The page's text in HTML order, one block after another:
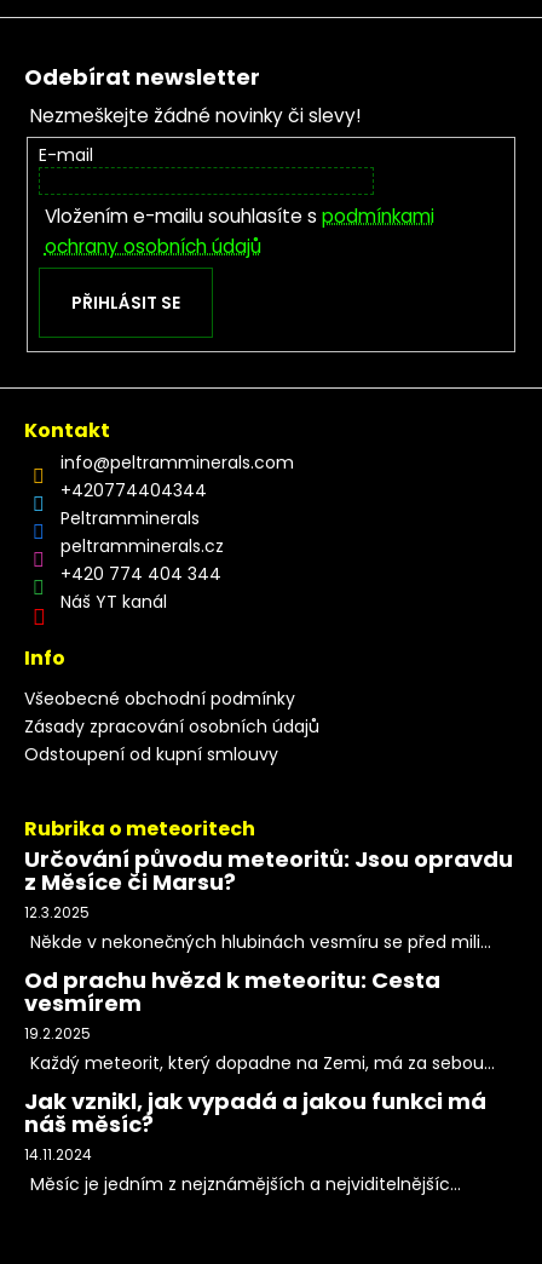
Zápatí
Odebírat newsletter
Nezmeškejte žádné novinky či slevy!
E-mail
Vložením e-mailu souhlasíte s podmínkami
ochrany osobních údajů
PŘIHLÁSIT SE
Kontakt
info@peltramminerals.com
+420774404344
Peltramminerals
peltramminerals.cz
+420 774 404 344
Náš YT kanál
Info
Všeobecné obchodní podmínky
Zásady zpracování osobních údajů
Odstoupení od kupní smlouvy
Rubrika o meteoritech
Určování původu meteoritů: Jsou opravdu
z Měsíce či Marsu?
12.3.2025
Někde v nekonečných hlubinách vesmíru se před mili...
Od prachu hvězd k meteoritu: Cesta
vesmírem
19.2.2025
Každý meteorit, který dopadne na Zemi, má za sebou...
Jak vznikl, jak vypadá a jakou funkci má
náš měsíc?
14.11.2024
Měsíc je jedním z nejznámějších a nejviditelnějšíc...